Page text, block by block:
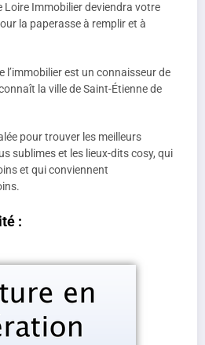
Loire Immobilier deviendra votre
la paperasse à remplir et à
l’immobilier est un connaisseur de
la ville de Saint-Étienne de
pour trouver les meilleurs
sublimes et les lieux-dits cosy, qui
et qui conviennent
: